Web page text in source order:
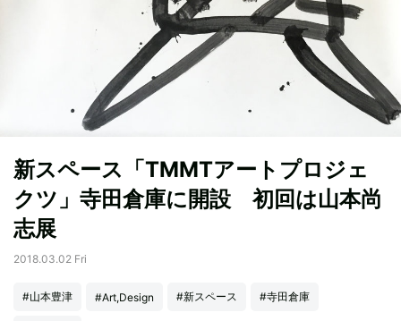
新スペース「TMMTアートプロジェ
クツ」寺田倉庫に開設 初回は山本尚
志展
2018.03.02 Fri
#山本豊津 #Art,Design #新スペース #寺田倉庫